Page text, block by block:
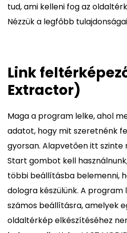
tud, ami kelleni fog az
Nézzük a legfőbb
Link
Extractor)
Maga a program lelke, ahol
adatot, hogy mit szeretnénk
gyorsan. Alapvetően itt szinte
Start gombot kell
többi beállításba belemenni,
dologra készülünk. A
számos beállításra, amelyek
oldaltérkép elkészítéséhez